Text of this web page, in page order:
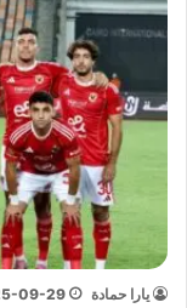
يارا حمادة 09-29